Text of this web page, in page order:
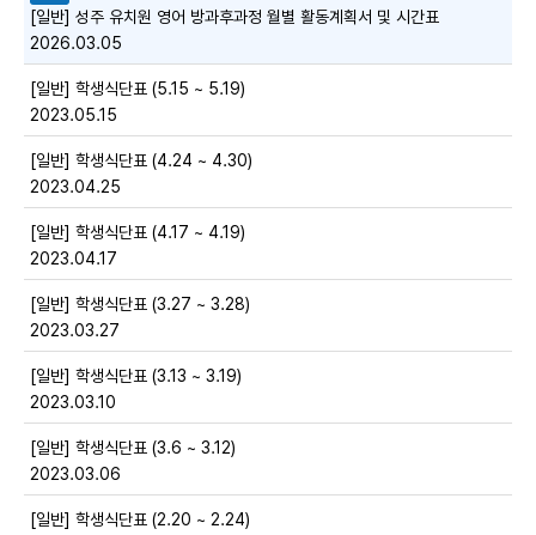
[일반] 성주 유치원 영어 방과후과정 월별 활동계획서 및 시간표
2026.03.05
[일반] 학생식단표 (5.15 ~ 5.19)
2023.05.15
[일반] 학생식단표 (4.24 ~ 4.30)
2023.04.25
[일반] 학생식단표 (4.17 ~ 4.19)
2023.04.17
[일반] 학생식단표 (3.27 ~ 3.28)
2023.03.27
[일반] 학생식단표 (3.13 ~ 3.19)
2023.03.10
[일반] 학생식단표 (3.6 ~ 3.12)
2023.03.06
[일반] 학생식단표 (2.20 ~ 2.24)